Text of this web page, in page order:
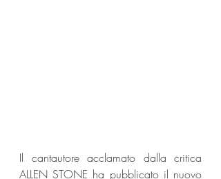
Il cantautore acclamato dalla critica
ALLEN STONE ha pubblicato il nuovo